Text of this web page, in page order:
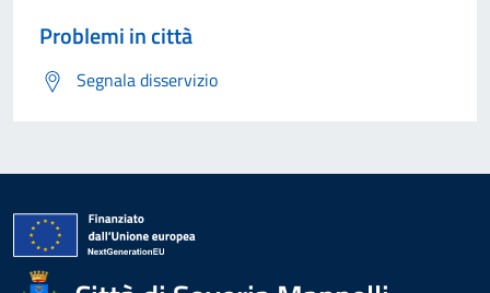
Problemi in città
Segnala disservizio